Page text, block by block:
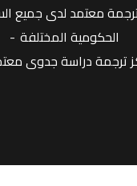
معتمد لدى جميع
الحكومية المختلفة